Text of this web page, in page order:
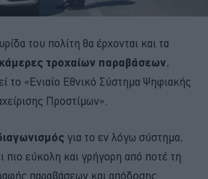
του πολίτη θα έρχονται και τα
κάμερες τροχαίων παραβάσεων,
το «Ενιαίο Εθνικό Σύστημα Ψηφιακής
Προστίμων».
για το εν λόγω σύστημα,
πιο εύκολη και γρήγορη από ποτέ τη
παραβάσεων και απόδοσης